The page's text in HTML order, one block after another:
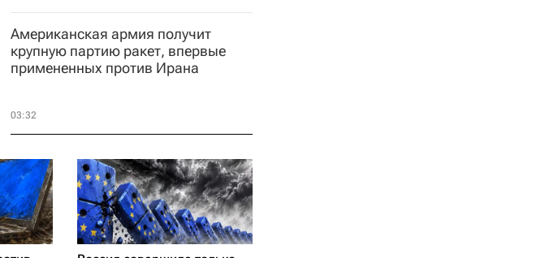
Американская армия получит
крупную партию ракет, впервые
примененных против Ирана
03:32